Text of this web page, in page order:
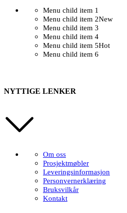
Menu child item 1
Menu child item 2New
Menu child item 3
Menu child item 4
Menu child item 5Hot
Menu child item 6
NYTTIGE LENKER
Om oss
Prosjektmøbler
Leveringsinformasjon
Personvernerklæring
Bruksvilkår
Kontakt